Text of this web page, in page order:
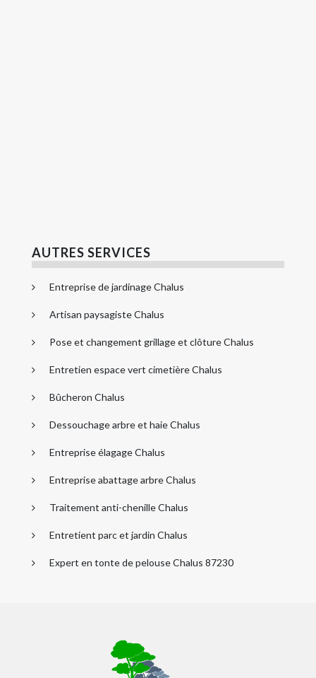
AUTRES SERVICES
Entreprise de jardinage Chalus
Artisan paysagiste Chalus
Pose et changement grillage et clôture Chalus
Entretien espace vert cimetière Chalus
Bûcheron Chalus
Dessouchage arbre et haie Chalus
Entreprise élagage Chalus
Entreprise abattage arbre Chalus
Traitement anti-chenille Chalus
Entretient parc et jardin Chalus
Expert en tonte de pelouse Chalus 87230